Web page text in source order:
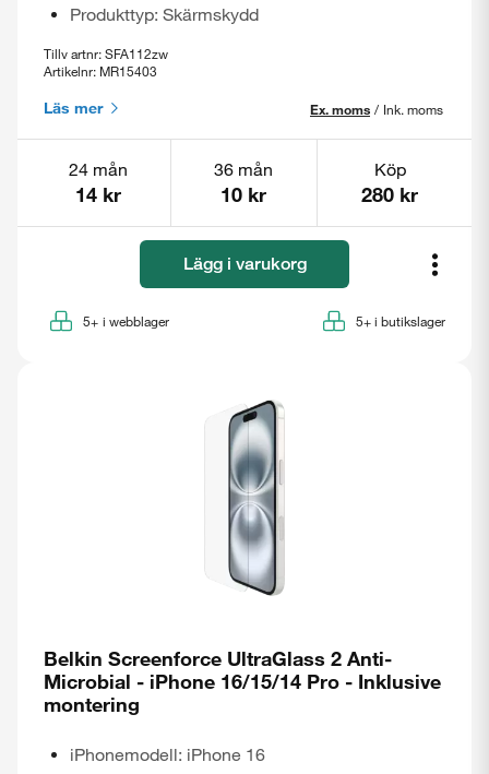
Produkttyp: Skärmskydd
Tillv artnr: SFA112zw
Artikelnr: MR15403
Läs mer Ex. moms / Ink. moms
24 mån
14 kr
36 mån
10 kr
Köp
280 kr
Lägg i varukorg
5+ i webblager 5+ i butikslager
Belkin Screenforce UltraGlass 2 Anti-
Microbial - iPhone 16/15/14 Pro - Inklusive
montering
iPhonemodell: iPhone 16